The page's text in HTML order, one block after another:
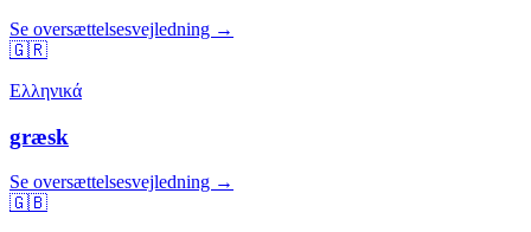
Se oversættelsesvejledning →
🇬🇷
Ελληνικά
græsk
Se oversættelsesvejledning →
🇬🇧